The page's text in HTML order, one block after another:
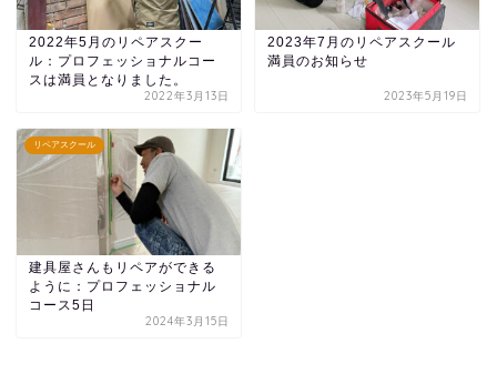
2022年5月のリペアスクー
ル：プロフェッショナルコー
スは満員となりました。
2022年3月13日
2023年7月のリペアスクール
満員のお知らせ
2023年5月19日
リペアスクール
建具屋さんもリペアができる
ように：プロフェッショナル
コース5日
2024年3月15日